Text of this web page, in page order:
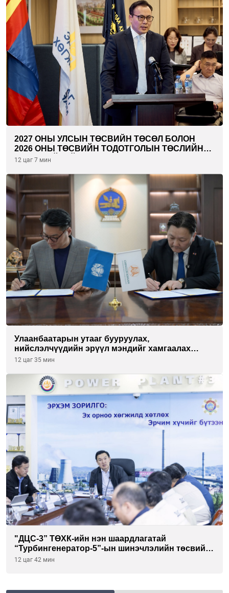
2027 ОНЫ УЛСЫН ТӨСВИЙН ТӨСӨЛ БОЛОН
2026 ОНЫ ТӨСВИЙН ТОДОТГОЛЫН ТӨСЛИЙН
ОЛОН НИЙТИЙН ХЭЛЭЛЦҮҮЛЭГ БОЛЛОО
12 цаг 7 мин
Улаанбаатарын утааг бууруулах,
нийслэлчүүдийн эрүүл мэндийг хамгаалах
төслийг “Чингис хаан баялгийн сан нэгдэл” ХХК-
12 цаг 35 мин
"ДЦС-3” ТӨХК-ийн нэн шаардлагатай
“Турбингенератор-5”-ын шинэчлэлийн төсвийг
шийдвэрлэхээр болов
12 цаг 42 мин